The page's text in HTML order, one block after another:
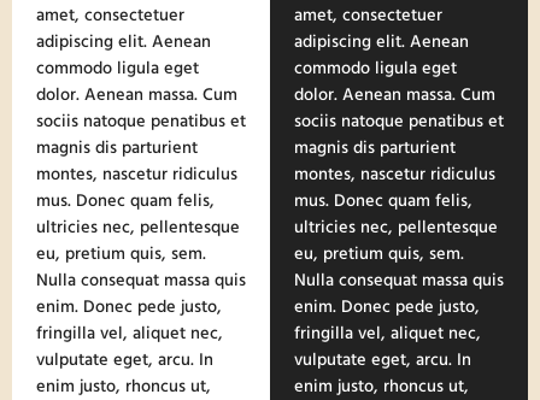
amet, consectetuer
adipiscing elit. Aenean
commodo ligula eget
dolor. Aenean massa. Cum
sociis natoque penatibus et
magnis dis parturient
montes, nascetur ridiculus
mus. Donec quam felis,
ultricies nec, pellentesque
eu, pretium quis, sem.
Nulla consequat massa quis
enim. Donec pede justo,
fringilla vel, aliquet nec,
vulputate eget, arcu. In
enim justo, rhoncus ut,
amet, consectetuer
adipiscing elit. Aenean
commodo ligula eget
dolor. Aenean massa. Cum
sociis natoque penatibus et
magnis dis parturient
montes, nascetur ridiculus
mus. Donec quam felis,
ultricies nec, pellentesque
eu, pretium quis, sem.
Nulla consequat massa quis
enim. Donec pede justo,
fringilla vel, aliquet nec,
vulputate eget, arcu. In
enim justo, rhoncus ut,